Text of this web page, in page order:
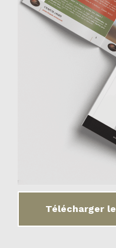
Télécharger